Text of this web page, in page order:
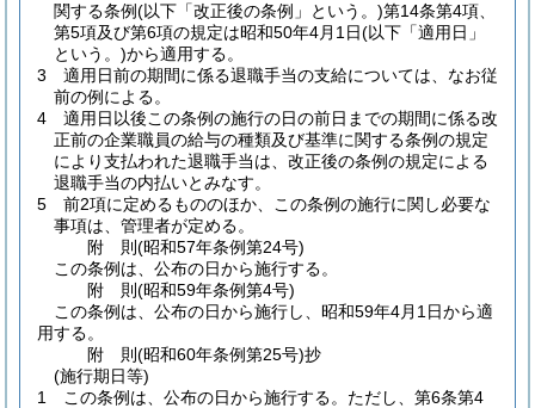
関する条例(以下「改正後の条例」という。)第14条第4項、
第5項及び第6項の規定は昭和50年4月1日(以下「適用日」
という。)から適用する。
3
適用日前の期間に係る退職手当の支給については、なお従
前の例による。
4
適用日以後この条例の施行の日の前日までの期間に係る改
正前の企業職員の給与の種類及び基準に関する条例の規定
により支払われた退職手当は、改正後の条例の規定による
退職手当の内払いとみなす。
5
前2項に定めるもののほか、この条例の施行に関し必要な
事項は、管理者が定める。
附 則(昭和57年条例第24号)
この条例は、公布の日から施行する。
附 則(昭和59年条例第4号)
この条例は、公布の日から施行し、昭和59年4月1日から適
用する。
附 則(昭和60年条例第25号)抄
(施行期日等)
1
この条例は、公布の日から施行する。 ただし、第6条第4